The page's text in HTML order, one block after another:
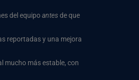
del equipoantesde que
reportadas y una mejora
mucho más estable, con